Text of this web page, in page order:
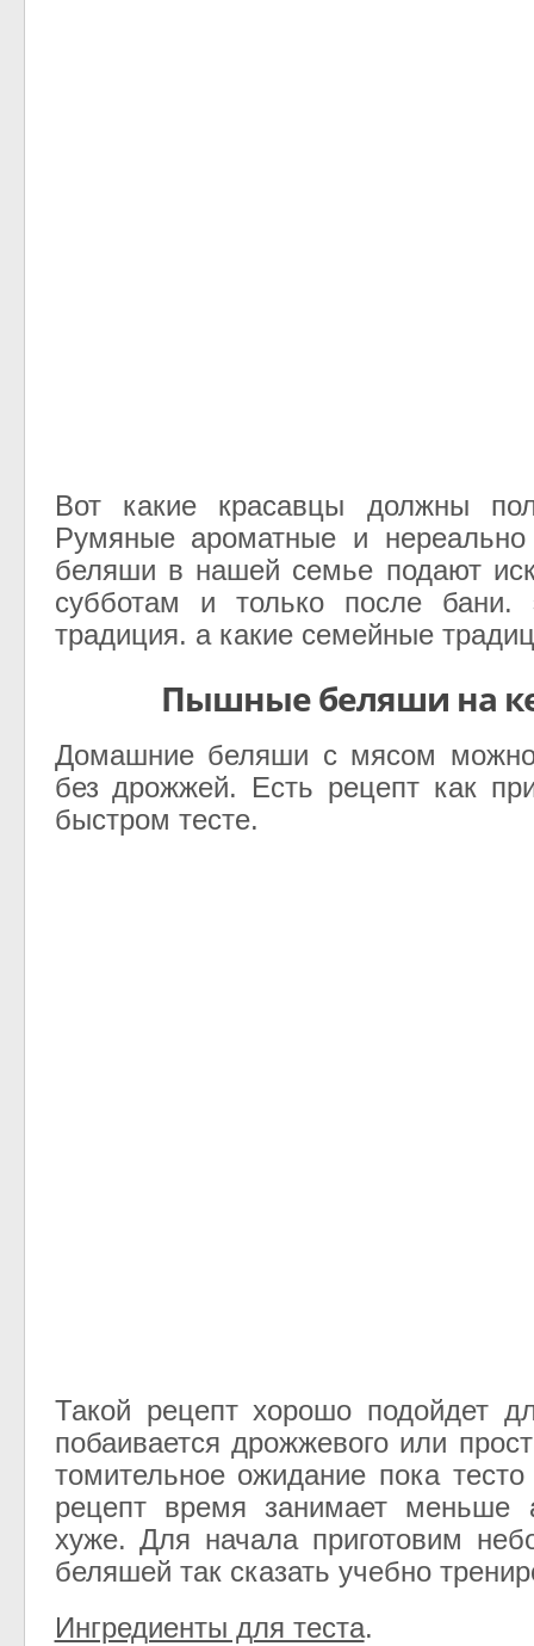
Вот какие красавцы должны
Румяные ароматные и
беляши в нашей семье подают
субботам и только после бани.
традиция. а какие семейные
Пышные беляши на
Домашние беляши с мясом можно
без дрожжей. Есть рецепт как
быстром тесте.
Такой рецепт хорошо подойдет
побаивается дрожжевого или
томительное ожидание пока
рецепт время занимает меньше
хуже. Для начала приготовим
беляшей так сказать учебно
Ингредиенты для теста.